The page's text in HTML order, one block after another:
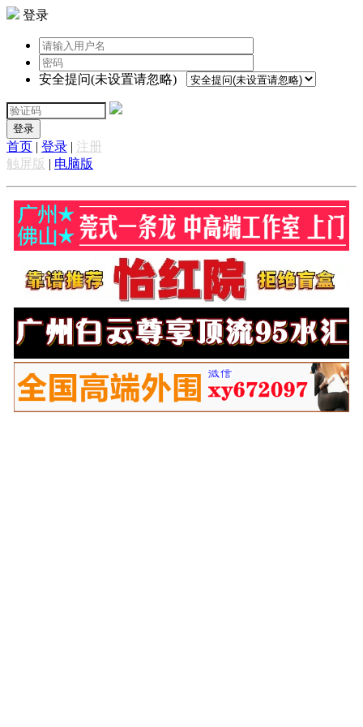
登录
安全提问(未设置请忽略)
登录
首页 | 登录 | 注册
触屏版 | 电脑版